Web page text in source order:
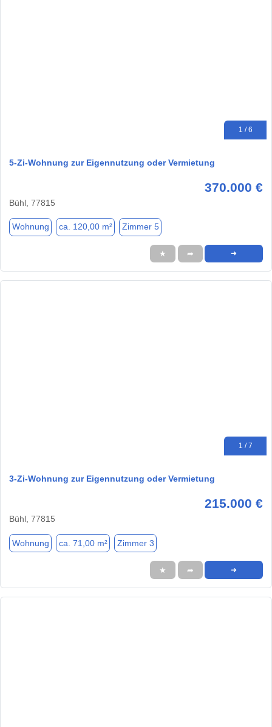
1 / 6
5-Zi-Wohnung zur Eigennutzung oder Vermietung
370.000 €
Bühl, 77815
Wohnung ca. 120,00 m² Zimmer 5
★ ➦ ➜
1 / 7
3-Zi-Wohnung zur Eigennutzung oder Vermietung
215.000 €
Bühl, 77815
Wohnung ca. 71,00 m² Zimmer 3
★ ➦ ➜